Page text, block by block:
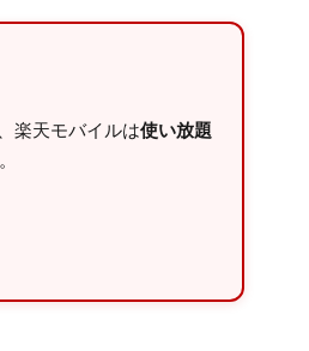
楽天モバイルは使い放題